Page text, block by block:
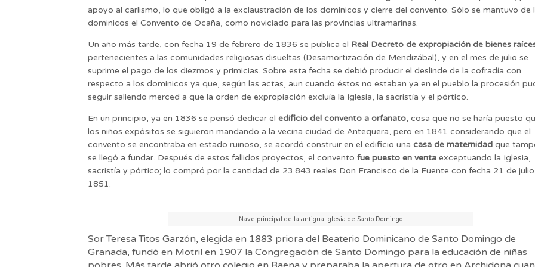
apoyo al carlismo, lo que obligó a la exclaustración de los dominicos y cierre del convento. Sólo se mantuvo de
dominicos el Convento de Ocaña, como noviciado para las provincias ultramarinas.
Un año más tarde, con fecha 19 de febrero de 1836 se publica el Real Decreto de expropiación de bienes
pertenecientes a las comunidades religiosas disueltas (Desamortización de Mendizábal), y en el mes de julio se
suprime el pago de los diezmos y primicias. Sobre esta fecha se debió producir el deslinde de la cofradía con
respecto a los dominicos ya que, según las actas, aun cuando éstos no estaban ya en el pueblo la procesión
seguir saliendo merced a que la orden de expropiación excluía la Iglesia, la sacristía y el pórtico.
En un principio, ya en 1836 se pensó dedicar el edificio del convento a orfanato, cosa que no se haría puesto
los niños expósitos se siguieron mandando a la vecina ciudad de Antequera, pero en 1841 considerando que el
convento se encontraba en estado ruinoso, se acordó construir en el edificio una casa de maternidad que
se llegó a fundar. Después de estos fallidos proyectos, el convento fue puesto en venta exceptuando la Iglesia,
sacristía y pórtico; lo compró por la cantidad de 23.843 reales Don Francisco de la Fuente con fecha 21 de
1851.
Nave principal de la antigua Iglesia de Santo Domingo
Sor Teresa Titos Garzón, elegida en 1883 priora del Beaterio Dominicano de Santo Domingo de
Granada, fundó en Motril en 1907 la Congregación de Santo Domingo para la educación de niñas